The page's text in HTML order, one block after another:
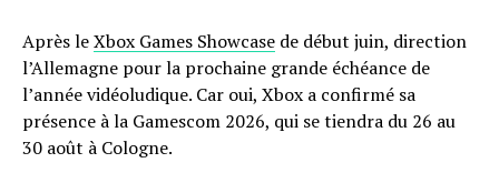
Après leXbox Games Showcase de début juin, direction
l’Allemagne pour la prochaine grande échéance de
l’année vidéoludique. Car oui, Xbox a confirmé sa
présence à la Gamescom 2026, qui se tiendra du 26 au
30 août à Cologne.